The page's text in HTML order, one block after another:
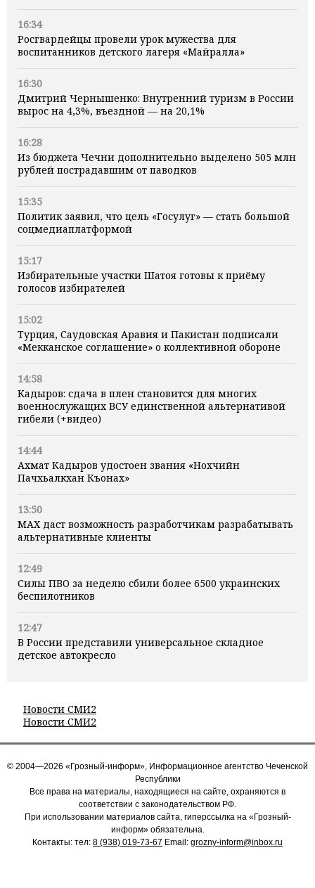
16:34
Росгвардейцы провели урок мужества для
воспитанников детского лагеря «Майралла»
16:30
Дмитрий Чернышенко: Внутренний туризм в России
вырос на 4,3%, въездной — на 20,1%
16:28
Из бюджета Чечни дополнительно выделено 505 млн
рублей пострадавшим от паводков
15:35
Политик заявил, что цель «Госулуг» — стать большой
соцмедиаплатформой
15:17
Избирательные участки Шатоя готовы к приёму
голосов избирателей
15:02
Турция, Саудовская Аравия и Пакистан подписали
«Мекканское соглашение» о коллективной обороне
14:58
Кадыров: сдача в плен становится для многих
военнослужащих ВСУ единственной альтернативой
гибели (+видео)
14:44
Ахмат Кадыров удостоен звания «Нохчийн
Пачхьалкхан Къонах»
13:50
MAX даст возможность разработчикам разрабатывать
альтернативные клиенты
12:49
Силы ПВО за неделю сбили более 6500 украинских
беспилотников
12:47
В России представили универсальное складное
детское автокресло
Новости СМИ2
Новости СМИ2
© 2004—2026 «Грозный-информ», Информационное агентство Чеченской
Республики
Все права на материалы, находящиеся на сайте, охраняются в
соответствии с законодательством РФ.
При использовании материалов сайта, гиперссылка на «Грозный-
информ» обязательна.
Контакты: тел: 8 (938) 019-73-67 Email: grozny-inform@inbox.ru